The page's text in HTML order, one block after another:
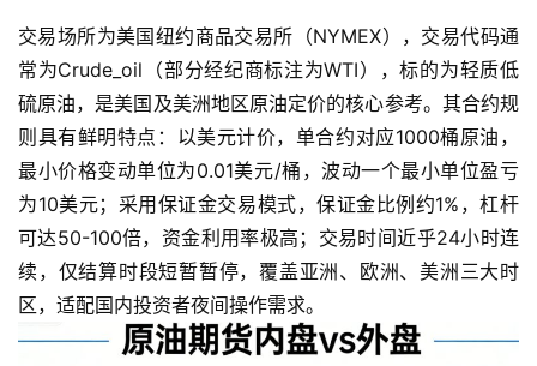
交易场所为美国纽约商品交易所（NYMEX），交易代码通
常为Crude_oil（部分经纪商标注为WTI），标的为轻质低
硫原油，是美国及美洲地区原油定价的核心参考。其合约规
则具有鲜明特点：以美元计价，单合约对应1000桶原油，
最小价格变动单位为0.01美元/桶，波动一个最小单位盈亏
为10美元；采用保证金交易模式，保证金比例约1%，杠杆
可达50-100倍，资金利用率极高；交易时间近乎24小时连
续，仅结算时段短暂暂停，覆盖亚洲、欧洲、美洲三大时
区，适配国内投资者夜间操作需求。